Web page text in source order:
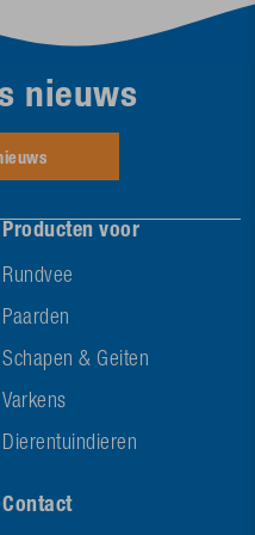
Producten voor
Rundvee
Paarden
Schapen & Geiten
Varkens
Dierentuindieren
Contact
nieuws